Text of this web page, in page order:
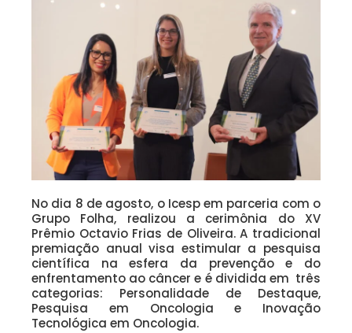
No dia 8 de agosto, o Icesp em parceria com o
Grupo Folha, realizou a cerimônia do XV
Prêmio Octavio Frias de Oliveira. A tradicional
premiação anual visa estimular a pesquisa
científica na esfera da prevenção e do
enfrentamento ao câncer e é dividida em três
categorias: Personalidade de Destaque,
Pesquisa em Oncologia e Inovação
Tecnológica em Oncologia.